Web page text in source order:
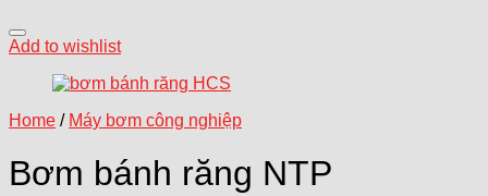
Add to wishlist
Home / Máy bơm công nghiệp
Bơm bánh răng NTP